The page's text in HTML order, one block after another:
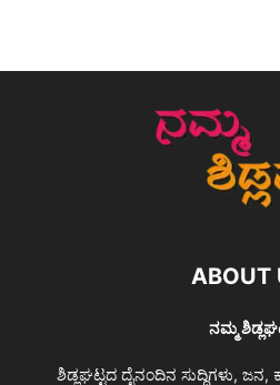
ABOUT
ನಮ್ಮ
ಶಿಡ್ಲಘಟ್ಟದ ದೈನಂದಿನ ಸುದ್ದಿಗಳು, ಜನ,